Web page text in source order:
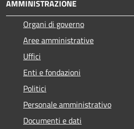
AMMINISTRAZIONE
Organi di governo
Aree amministrative
Uffici
Enti e fondazioni
Politici
Personale amministrativo
Documenti e dati